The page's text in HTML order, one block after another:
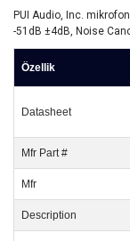
PUI Audio, Inc.
-51dB ±4dB, Noise
Özellik
Datasheet
Mfr Part #
Mfr
Description